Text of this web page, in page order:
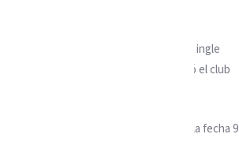
en la ingle. Ha tenido problemas en la ingle
vez ha sido más desafiante”, publicó el club
United contra Wolverhamtpon en la fecha 9
mexicano no ve acción dentro de la